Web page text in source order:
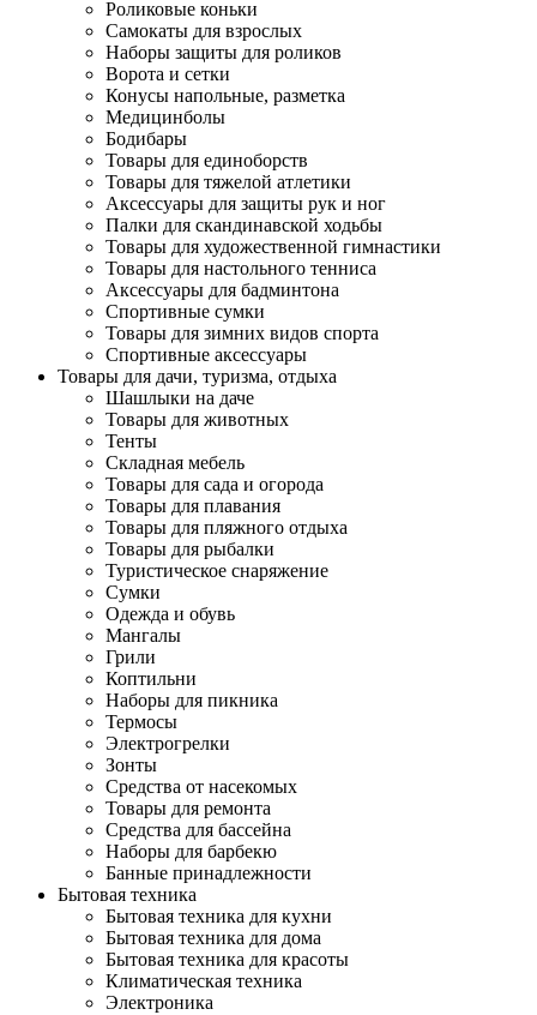
Роликовые коньки
Самокаты для взрослых
Наборы защиты для роликов
Ворота и сетки
Конусы напольные, разметка
Медицинболы
Бодибары
Товары для единоборств
Товары для тяжелой атлетики
Аксессуары для защиты рук и ног
Палки для скандинавской ходьбы
Товары для художественной гимнастики
Товары для настольного тенниса
Аксессуары для бадминтона
Спортивные сумки
Товары для зимних видов спорта
Спортивные аксессуары
Товары для дачи, туризма, отдыха
Шашлыки на даче
Товары для животных
Тенты
Складная мебель
Товары для сада и огорода
Товары для плавания
Товары для пляжного отдыха
Товары для рыбалки
Туристическое снаряжение
Сумки
Одежда и обувь
Мангалы
Грили
Коптильни
Наборы для пикника
Термосы
Электрогрелки
Зонты
Средства от насекомых
Товары для ремонта
Средства для бассейна
Наборы для барбекю
Банные принадлежности
Бытовая техника
Бытовая техника для кухни
Бытовая техника для дома
Бытовая техника для красоты
Климатическая техника
Электроника